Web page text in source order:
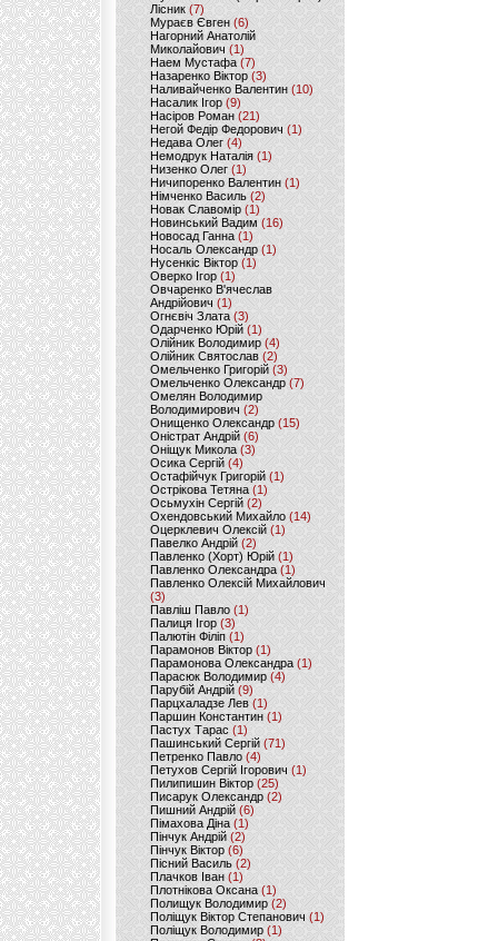
Лісник (7)
Мураєв Євген(6)
Нагорний Анатолій
Миколайович (1)
Наем Мустафа (7)
Назаренко Віктор (3)
Наливайченко Валентин (10)
Насалик Ігор(9)
Насіров Роман (21)
Негой Федір Федорович(1)
Недава Олег(4)
Немодрук Наталія(1)
Низенко Олег (1)
Ничипоренко Валентин (1)
Німченко Василь (2)
Новак Славомір (1)
Новинський Вадим (16)
Новосад Ганна (1)
Носаль Олександр (1)
Нусенкіс Віктор (1)
Оверко Ігор (1)
Овчаренко В'ячеслав
Андрійович(1)
Огнєвіч Злата (3)
Одарченко Юрій(1)
Олійник Володимир (4)
Олійник Святослав (2)
Омельченко Григорій (3)
Омельченко Олександр(7)
Омелян Володимир
Володимирович (2)
Онищенко Олександр (15)
Оністрат Андрій (6)
Оніщук Микола (3)
Осика Сергій(4)
Остафійчук Григорій(1)
Острікова Тетяна (1)
Осьмухін Сергій (2)
Охендовський Михайло (14)
Оцерклевич Олексій (1)
Павелко Андрій (2)
Павленко (Хорт) Юрій (1)
Павленко Олександра (1)
Павленко Олексій Михайлович
(3)
Павліш Павло(1)
Палиця Ігор (3)
Палютін Філіп(1)
Парамонов Віктор (1)
Парамонова Олександра(1)
Парасюк Володимир(4)
Парубій Андрій (9)
Парцхаладзе Лев (1)
Паршин Константин(1)
Пастух Тарас (1)
Пашинський Сергій (71)
Петренко Павло (4)
Петухов Сергій Ігорович (1)
Пилипишин Віктор(25)
Писарук Олександр(2)
Пишний Андрій (6)
Пімахова Діна(1)
Пінчук Андрій(2)
Пінчук Віктор (6)
Пісний Василь (2)
Плачков Іван(1)
Плотнікова Оксана (1)
Полищук Володимир(2)
Поліщук Віктор Степанович(1)
Поліщук Володимир (1)